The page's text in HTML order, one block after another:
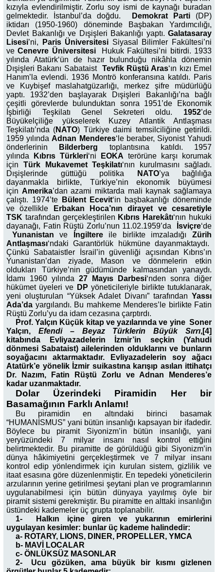
kızıyla evlendirilmiştir. Zorlu soy ismi de kaynağı buradan
gelmektedir. İstanbul’da doğdu.
Demokrat Parti (DP)
iktidarı (1950-1960) döneminde Başbakan Yardımcılığı,
Devlet Bakanlığı ve Dışişleri Bakanlığı yaptı. Galatasaray
Lisesi’ni, Paris Üniversitesi Siyasal Bilimler Fakültesi’ni
veCenevre Üniversitesi
Hukuk Fakültesi’ni bitirdi. 1933
yılındaAtatürk‘ün de hazır bulunduğu nikâhla dönemin
Dışişleri Bakanı Sabataist Tevfik Rüştü Aras‘ın kızı Emel
Hanım’la evlendi. 1936 Montrö konferansına katıldı. Paris
ve Kuybişef maslahatgüzarlığı, merkez şifre müdürlüğü
yaptı. 1932’den başlayarak Dışişleri Bakanlığı’na bağlı
çeşitli görevlerde bulunduktan sonra 1951’de Ekonomik
İşbirliği Teşkilatı Genel Sekreteri oldu.
1952’de
Büyükelçiliğe yükselerek Kuzey Atlantik Antlaşması
Teşkilatı’nda (NATO) Türkiye daimi temsilciliğine getirildi.
1959 yılındaAdnan Menderes‘le beraber, Siyonist Yahudi
önderlerinin
Bilderberg toplantısına katıldı. 1957
yılında
Kıbrıs Türkleri‘ni EOKA terörüne karşı korumak
için Türk Mukavemet Teşkilatı‘nın kurulmasını sağladı.
Dışişlerinde güttüğü politika
NATO’ya bağlılığa
dayanmakla birlikte, Türkiye’nin ekonomik büyümesi
için Amerika’dan azami miktarda mali kaynak sağlamaya
çalıştı. 1974’te
Bülent Ecevit‘in başbakanlığı döneminde
ve özellikle
Erbakan Hoca’nın dirayet ve cesaretiyle
TSK tarafından gerçekleştirilen Kıbrıs Harekâtı‘nın hukuki
dayanağı, Fatin Rüştü Zorlu’nun 11.02.1959’da
İsviçre‘de
Yunanistan ve İngiltereile birlikte imzaladığıZürih
Antlaşması‘ndaki Garantörlük hükmüne dayanmaktaydı.
Çünkü Sabataistler İsrail’in güvenliği açısından Kıbrıs’ın
Yunanistan’dan ziyade, Mason ve dönmelerin etkin
oldukları Türkiye’nin güdümünde kalmasından yanaydı.
İdamı 1960 yılında 27 Mayıs Darbesi‘nden sonra diğer
hükümet üyeleri ve DP yöneticileriyle birlikte tutuklanarak,
yeni oluşturulan “Yüksek Adalet Divanı” tarafından Yassı
Ada’da yargılandı. Bu mahkeme Menderes’le birlikte Fatin
Rüştü Zorlu’yu da idam cezasına çarptırdı.
Prof. Yalçın Küçük kitap ve yazılarında ve yine Soner
Yalçın, Efendi – Beyaz Türklerin Büyük Sırrı,[4]
kitabında Evliyazadelerin İzmir’in seçkin (Yahudi
dönmesi Sabataist) ailelerinden olduklarını ve bunların
soyağacını aktarmaktadır. Evliyazadelerin soy ağacı
Atatürk’e yönelik İzmir suikastına karışıp asılan ittihatçı
Dr. Nazım, Fatin Rüştü Zorlu ve Adnan Menderes’e
kadar uzanmaktadır.
Dolar Üzerindeki Piramidin Her bir
Basamağının Farklı Anlamı!
Bu piramidin en altındaki birinci basamak
“HUMANİSMUS” yani bütün insanlığı kapsayan bir ifadedir.
Böylece bu piramit Siyonizm’in bütün insanlığı, yani
yeryüzündeki 7 milyar insanı nasıl kontrol ettiğini
belirtmektedir. Bu piramitte de görüldüğü gibi Siyonizm’in
dünya hâkimiyetini gerçekleştirmek ve 7 milyar insanı
kontrol edip yönlendirmek için kurulan sistem, gizlilik ve
itaat esasına göre düzenlenmiştir. En tepedeki yöneticilerin
arzularının yerine getirilmesi şeytani plan ve programlarının
uygulanabilmesi için bütün dünyaya yayılmış öyle bir
piramit sistemi gerekmiştir. Bu piramitte en alttaki insanlığın
üstündeki kademeler üç grupta toplanabilir.
1-
Halkın içine giren ve yukarının emirlerini
uygulayan kesimler: bunlar üç kademe halindedir:
a- ROTARY, LIONS, DINER, PROPELLER, YMCA
b- MAVİ LOCALAR
c- ÖNLÜKSÜZ MASONLAR
2-
Ucu gözüken, ama büyük bir kısmı gizlenen